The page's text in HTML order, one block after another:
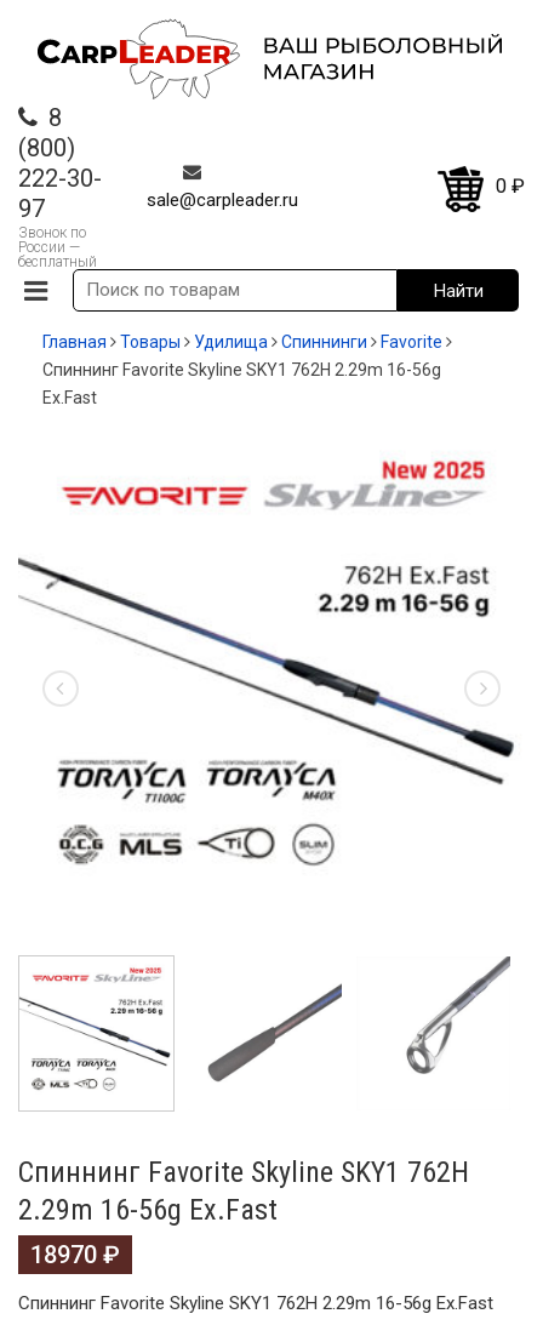
8
(800)
222-30-
97
Звонок по
России —
бесплатный
sale@carpleader.ru
0 ₽
Главная Товары Удилища Спиннинги
Favorite
Спиннинг Favorite Skyline SKY1 762H 2.29m 16-56g
Ex.Fast
Спиннинг Favorite Skyline SKY1 762H
2.29m 16-56g Ex.Fast
18970 ₽
Спиннинг Favorite Skyline SKY1 762H 2.29m 16-56g Ex.Fast